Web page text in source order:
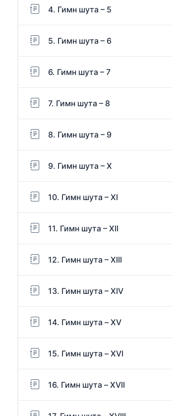
4. Гимн шута – 5
5. Гимн шута – 6
6. Гимн шута – 7
7. Гимн шута – 8
8. Гимн шута – 9
9. Гимн шута – Х
10. Гимн шута – ХI
11. Гимн шута – ХII
12. Гимн шута – ХIII
13. Гимн шута – ХIV
14. Гимн шута – XV
15. Гимн шута – XVI
16. Гимн шута – XVII